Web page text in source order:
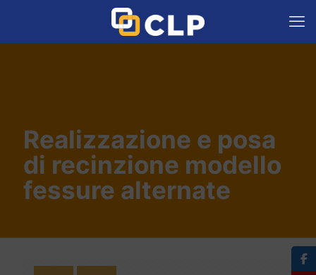
Realizzazione e posa
di recinzione modello
fessure alternate